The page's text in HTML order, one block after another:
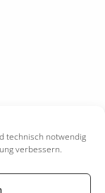
technisch notwendig
verbessern.